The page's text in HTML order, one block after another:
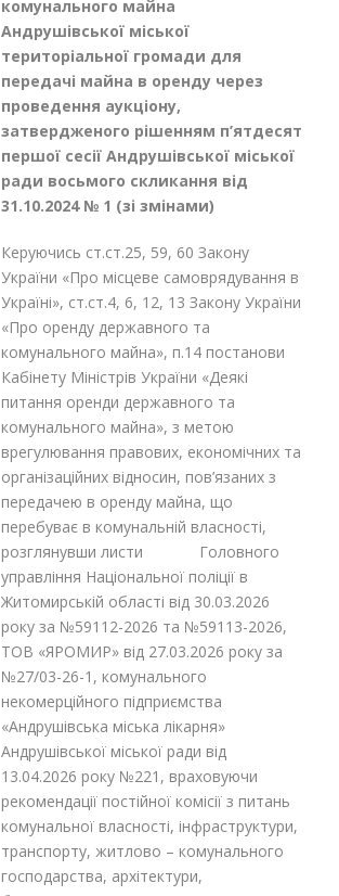
комунального майна
Андрушівської міської
територіальної громади для
передачі майна в оренду через
проведення аукціону,
затвердженого рішенням п’ятдесят
першої сесії Андрушівської міської
ради восьмого скликання від
31.10.2024 № 1 (зі змінами)
Керуючись ст.ст.25, 59, 60 Закону
України «Про місцеве самоврядування в
Україні», ст.ст.4, 6, 12, 13 Закону України
«Про оренду державного та
комунального майна», п.14 постанови
Кабінету Міністрів України «Деякі
питання оренди державного та
комунального майна», з метою
врегулювання правових, економічних та
організаційних відносин, пов’язаних з
передачею в оренду майна, що
перебуває в комунальній власності,
розглянувши листи Головного
управління Національної поліції в
Житомирській області від 30.03.2026
року за №59112-2026 та №59113-2026,
ТОВ «ЯРОМИР» від 27.03.2026 року за
№27/03-26-1, комунального
некомерційного підприємства
«Андрушівська міська лікарня»
Андрушівської міської ради від
13.04.2026 року №221, враховуючи
рекомендації постійної комісії з питань
комунальної власності, інфраструктури,
транспорту, житлово – комунального
господарства, архітектури,